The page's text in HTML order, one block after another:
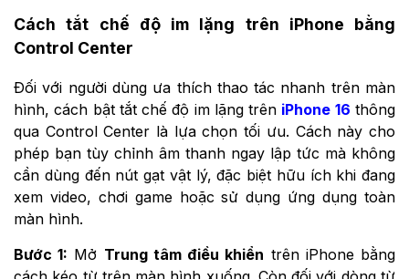
Cách tắt chế độ im lặng trên iPhone bằng
Control Center
Đối với người dùng ưa thích thao tác nhanh trên màn
hình, cách bật tắt chế độ im lặng trên iPhone 16 thông
qua Control Center là lựa chọn tối ưu. Cách này cho
phép bạn tùy chỉnh âm thanh ngay lập tức mà không
cần dùng đến nút gạt vật lý, đặc biệt hữu ích khi đang
xem video, chơi game hoặc sử dụng ứng dụng toàn
màn hình.
Bước 1: Mở Trung tâm điều khiển trên iPhone bằng